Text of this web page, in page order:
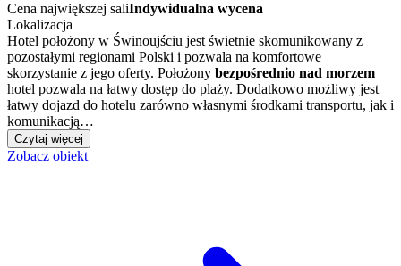
Cena największej saliIndywidualna wycena
Lokalizacja
Hotel położony w Świnoujściu jest świetnie skomunikowany z
pozostałymi regionami Polski i pozwala na komfortowe
skorzystanie z jego oferty. Położony bezpośrednio nad morzem
hotel pozwala na łatwy dostęp do plaży. Dodatkowo możliwy jest
łatwy dojazd do hotelu zarówno własnymi środkami transportu, jak i
komunikacją…
Czytaj więcej
Zobacz obiekt